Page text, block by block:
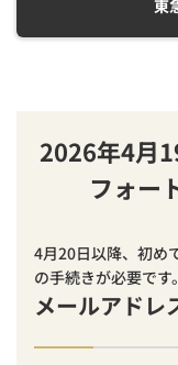
東
2026年4月
フォー
4月20日以降、初め
の手続きが必要です。
メールアドレ